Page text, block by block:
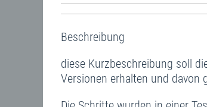
Beschreibung
diese Kurzbeschreibung soll
Versionen erhalten und davon